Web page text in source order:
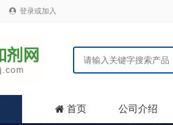
 登录或加入
 首页 公司介绍